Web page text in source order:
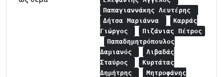
Παπαγιαννάκης Λευτέρης
Δήτσα Μαριάννα
Καρράς
Γιώργος
Πιζάνιας Πέτρος
Παπαδημητρόπουλος
Δαμιανός
Λιβαδάς
Σταύρος
Κυρτάτας
Δημήτρης
Μητροφάνης